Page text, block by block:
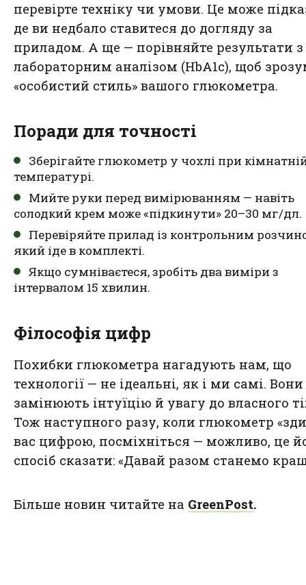
перевірте техніку чи умови. Це може
де ви недбало ставитеся до догляду за
приладом. А ще — порівняйте результати з
лабораторним аналізом (HbA1c), щоб
«особистий стиль» вашого глюкометра.
Поради для точності
Зберігайте глюкометр у чохлі при
температурі.
Мийте руки перед вимірюванням — навіть
солодкий крем може «підкинути» 20–30 мг/дл.
Перевіряйте прилад із контрольним
який іде в комплекті.
Якщо сумніваєтеся, зробіть два виміри з
інтервалом 15 хвилин.
Філософія цифр
Похибки глюкометра нагадують нам, що
технології — не ідеальні, як і ми самі.
замінюють інтуїцію й увагу до власного
Тож наступного разу, коли глюкометр
вас цифрою, посміхніться — можливо, це
спосіб сказати: «Давай разом станемо
Більше новин читайте на GreenPost.